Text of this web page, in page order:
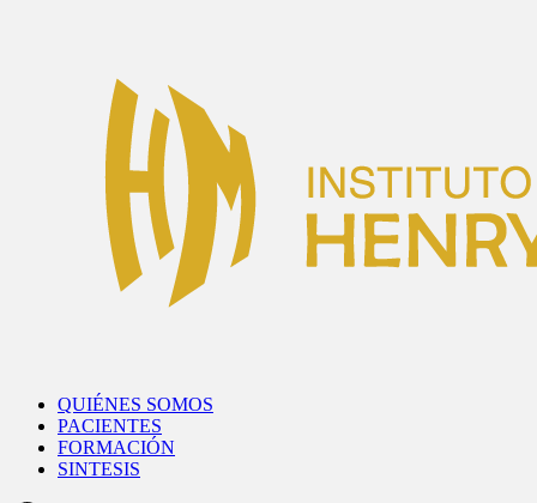
QUIÉNES SOMOS
PACIENTES
FORMACIÓN
SINTESIS